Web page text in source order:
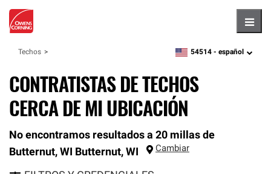
Techos zipcode,language
54514 - español
CONTRATISTAS DE TECHOS
CERCA DE MI UBICACIÓN
No encontramos resultados a 20 millas de
Butternut, WI Butternut, WI Cambiar